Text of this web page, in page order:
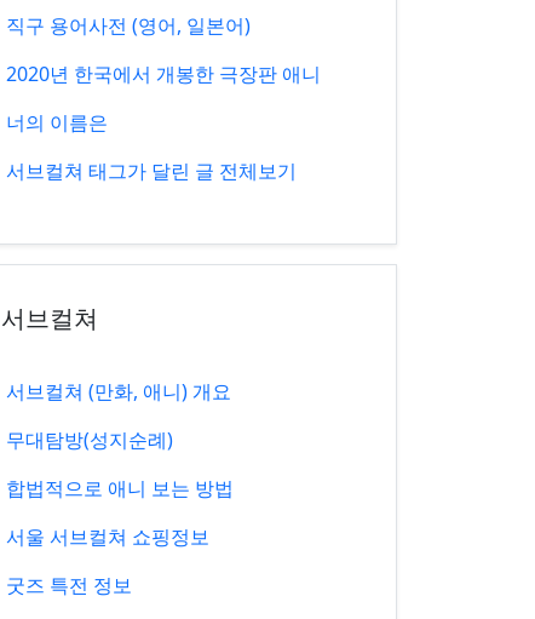
직구 용어사전 (영어, 일본어)
2020년 한국에서 개봉한 극장판 애니
너의 이름은
서브컬쳐 태그가 달린 글 전체보기
서브컬쳐
서브컬쳐 (만화, 애니) 개요
무대탐방(성지순례)
합법적으로 애니 보는 방법
서울 서브컬쳐 쇼핑정보
굿즈 특전 정보